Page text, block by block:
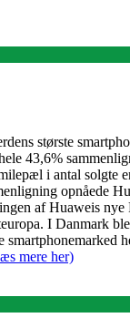
største
43,6%
i antal solgte
opnåede
af Huaweis
I Danmark
mere her)